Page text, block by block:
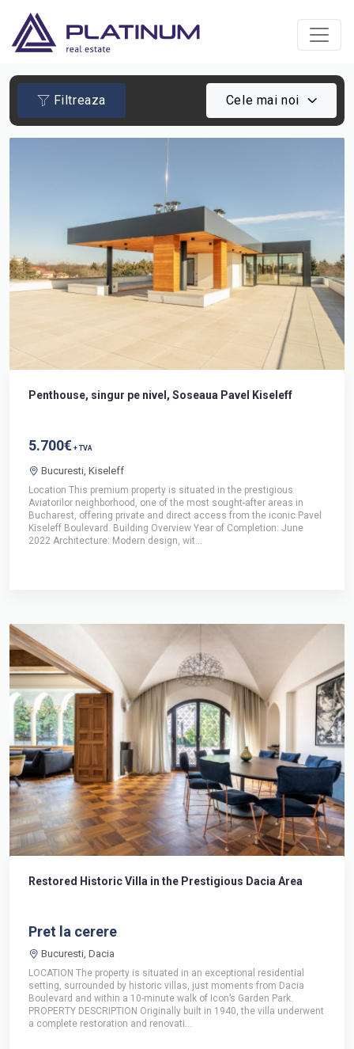
Filtreaza Cele mai noi
Penthouse, singur pe nivel, Soseaua Pavel Kiseleff
5.700€ + TVA
Bucuresti, Kiseleff
Location This premium property is situated in the prestigious
Aviatorilor neighborhood, one of the most sought-after areas in
Bucharest, offering private and direct access from the iconic Pavel
Kiseleff Boulevard. Building Overview Year of Completion: June
2022 Architecture: Modern design, wit...
Restored Historic Villa in the Prestigious Dacia Area
Pret la cerere
Bucuresti, Dacia
LOCATION The property is situated in an exceptional residential
setting, surrounded by historic villas, just moments from Dacia
Boulevard and within a 10-minute walk of Icon’s Garden Park.
PROPERTY DESCRIPTION Originally built in 1940, the villa underwent
a complete restoration and renovati...